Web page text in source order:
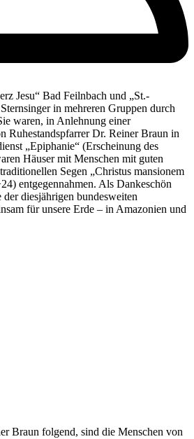
Jesu“ Bad Feilnbach und „St.-
in mehreren Gruppen durch
waren, in Anlehnung einer
Ruhestandspfarrer Dr. Reiner Braun in
„Epiphanie“ (Erscheinung des
Häuser mit Menschen mit guten
Segen „Christus mansionem
entgegennahmen. Als Dankeschön
der diesjährigen bundesweiten
für unsere Erde – in Amazonien und
Braun folgend, sind die Menschen von